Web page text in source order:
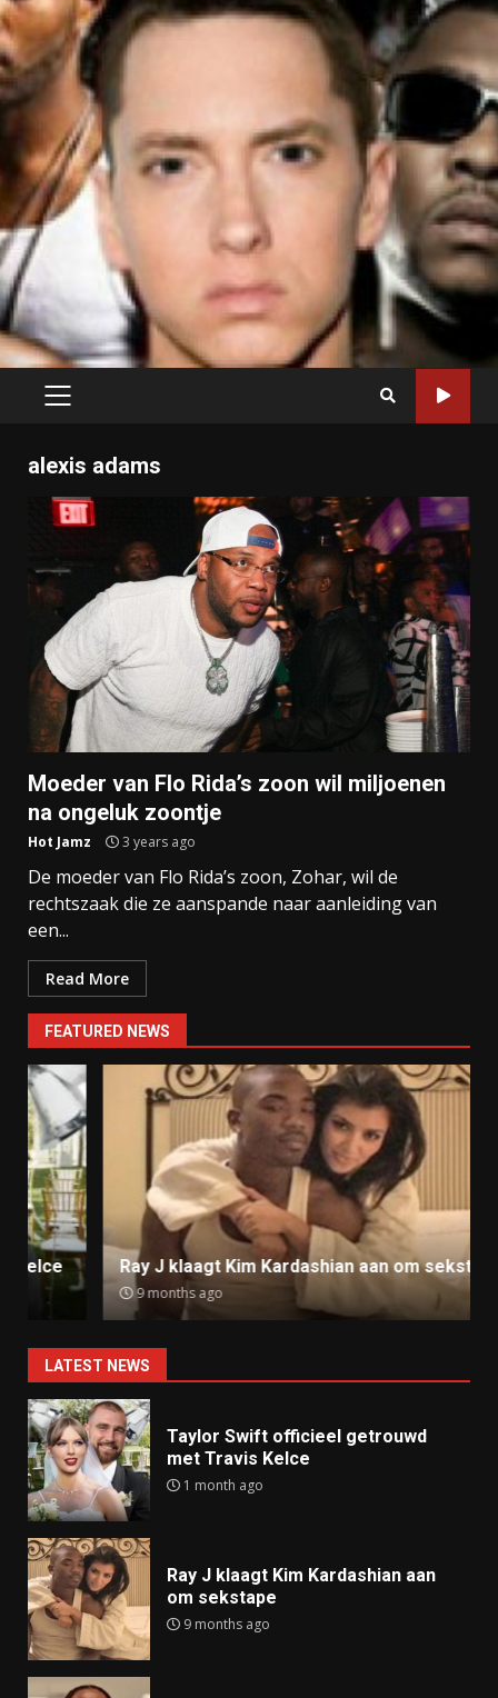
PRIMARY
alexis adams
Moeder van Flo Rida’s zoon wil miljoenen
na ongeluk zoontje
Hot Jamz 3 years ago
De moeder van Flo Rida’s zoon, Zohar, wil de
rechtszaak die ze aanspande naar aanleiding van
een...
Read More
FEATURED NEWS
Ray J klaagt Kim Kardashian aan om sekstape
9 months ago
LATEST NEWS
Taylor Swift officieel getrouwd
met Travis Kelce
1 month ago
Ray J klaagt Kim Kardashian aan
om sekstape
9 months ago